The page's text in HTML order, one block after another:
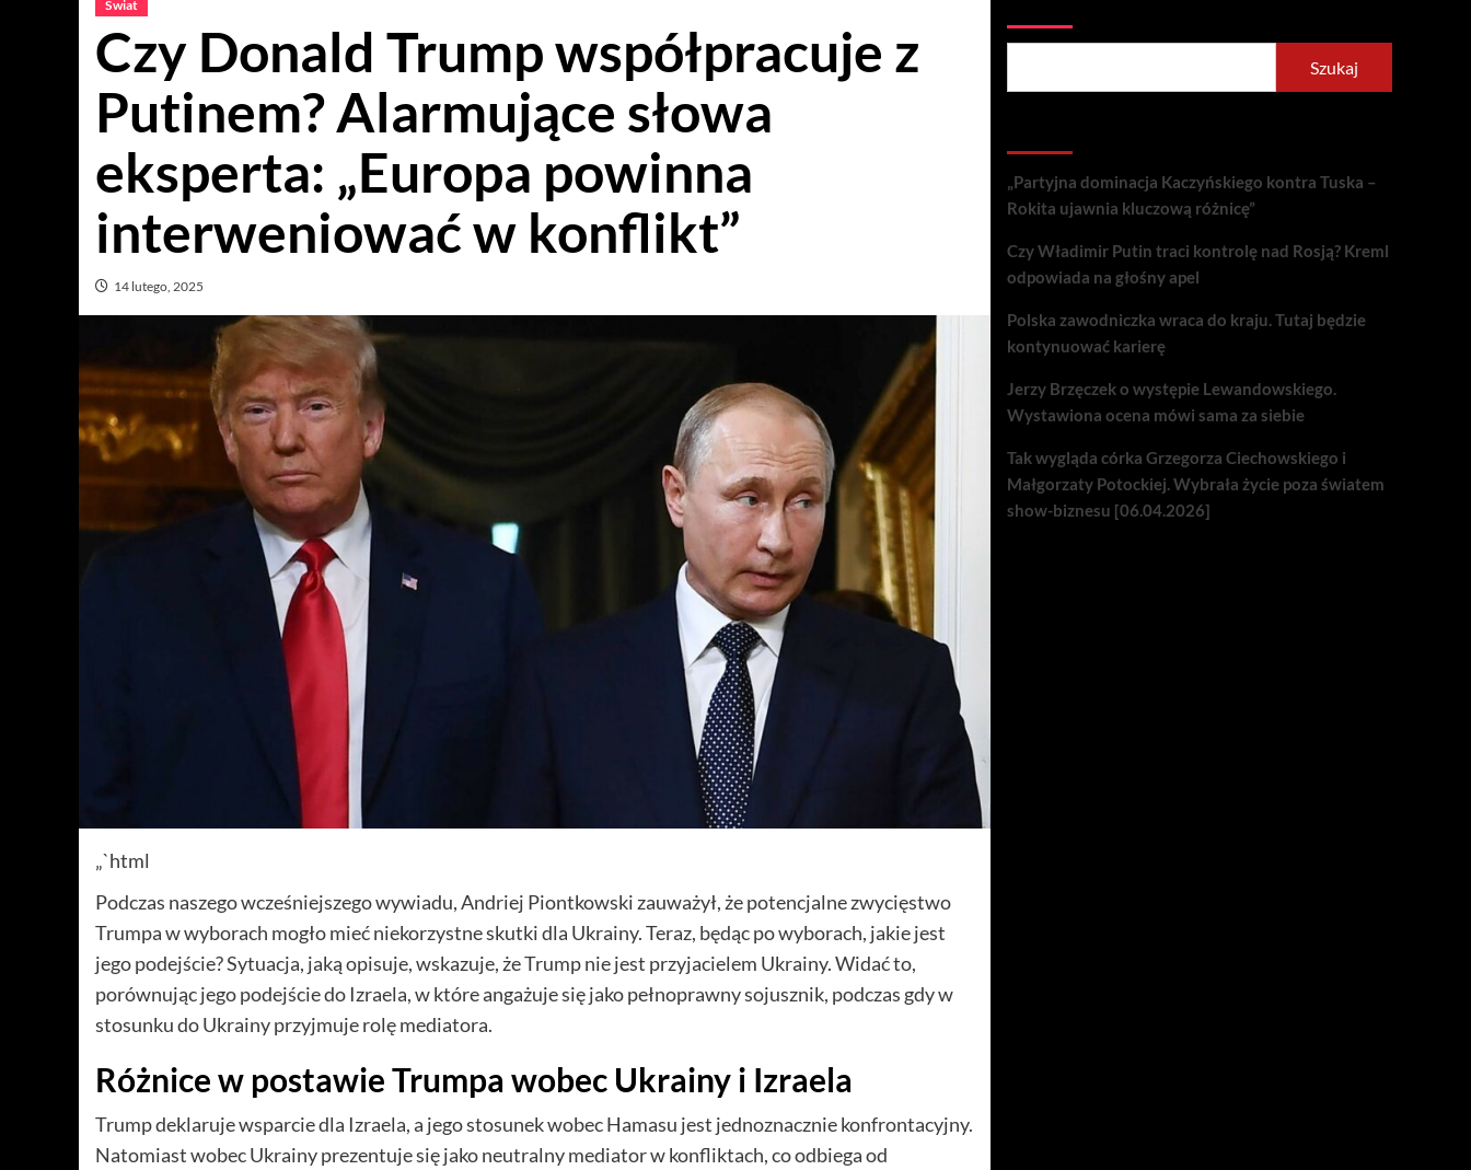
Świat
Czy Donald Trump współpracuje z
Putinem? Alarmujące słowa
eksperta: „Europa powinna
interweniować w konflikt”
14 lutego, 2025
„`html
Podczas naszego wcześniejszego wywiadu, Andriej Piontkowski zauważył, że potencjalne zwycięstwo
Trumpa w wyborach mogło mieć niekorzystne skutki dla Ukrainy. Teraz, będąc po wyborach, jakie jest
jego podejście? Sytuacja, jaką opisuje, wskazuje, że Trump nie jest przyjacielem Ukrainy. Widać to,
porównując jego podejście do Izraela, w które angażuje się jako pełnoprawny sojusznik, podczas gdy w
stosunku do Ukrainy przyjmuje rolę mediatora.
Różnice w postawie Trumpa wobec Ukrainy i Izraela
Trump deklaruje wsparcie dla Izraela, a jego stosunek wobec Hamasu jest jednoznacznie konfrontacyjny.
Natomiast wobec Ukrainy prezentuje się jako neutralny mediator w konfliktach, co odbiega od
Szukaj
„Partyjna dominacja Kaczyńskiego kontra Tuska –
Rokita ujawnia kluczową różnicę”
Czy Władimir Putin traci kontrolę nad Rosją? Kreml
odpowiada na głośny apel
Polska zawodniczka wraca do kraju. Tutaj będzie
kontynuować karierę
Jerzy Brzęczek o występie Lewandowskiego.
Wystawiona ocena mówi sama za siebie
Tak wygląda córka Grzegorza Ciechowskiego i
Małgorzaty Potockiej. Wybrała życie poza światem
show-biznesu [06.04.2026]